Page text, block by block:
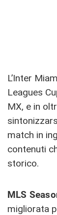
L’Inter
Leagues
MX, e in
match in
contenuti
storico.
MLS
migliorata